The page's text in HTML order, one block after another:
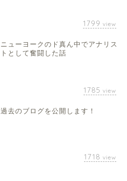
1799 view
ニューヨークのド真ん中でアナリス
トとして奮闘した話
1785 view
過去のブログを公開します！
1718 view